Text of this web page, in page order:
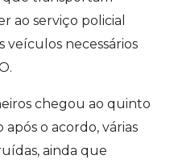
ao serviço policial
necessários
chegou ao quinto
após o acordo, várias
ainda que